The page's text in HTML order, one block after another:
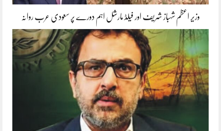
وزیر اعظم شہباز شریف اور فیلڈ مارشل اہم دورے پر سعودی عرب روانہ